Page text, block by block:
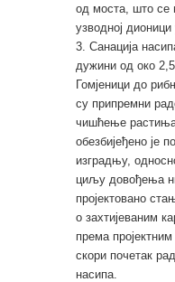
од моста, што се
узводној дионици
3. Санација
дужини од око
Гомјеници до
су припремни
чишћење растиња
обезбијеђено је
изградњу,
циљу довођења
пројектовано
о захтијеваним
према
скори почетак
насипа.